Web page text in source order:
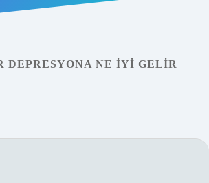
DEPRESYONA NE IYI GELIR